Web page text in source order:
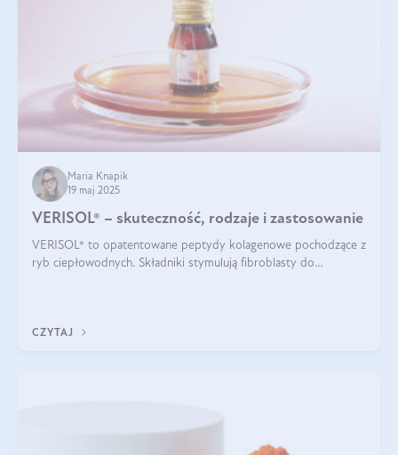
Maria Knapik
19 maj 2025
VERISOL® – skuteczność, rodzaje i zastosowanie
VERISOL® to opatentowane peptydy kolagenowe pochodzące z
ryb ciepłowodnych. Składniki stymulują fibroblasty do
CZYTAJ